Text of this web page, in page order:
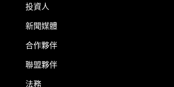
投資人
新聞媒體
合作夥伴
聯盟夥伴
法務